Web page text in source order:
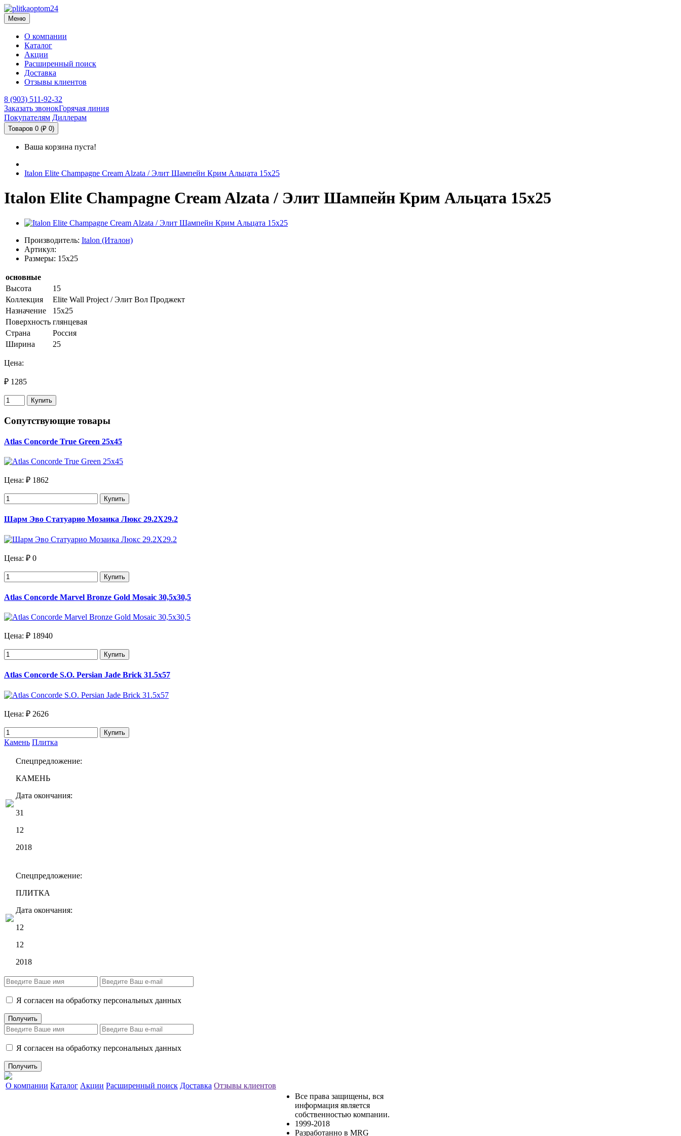
Меню
О компании
Каталог
Акции
Расширенный поиск
Доставка
Отзывы клиентов
8 (903) 511-92-32
Заказать звонокГорячая линия
Покупателям Диллерам
Товаров 0 (₽ 0)
Ваша корзина пуста!
Italon Elite Champagne Cream Alzata / Элит Шампейн Крим Альцата 15х25
Italon Elite Champagne Cream Alzata / Элит Шампейн Крим Альцата 15х25
Производитель: Italon (Италон)
Артикул:
Размеры: 15x25
основные
Высота
15
Коллекция
Elite Wall Project / Элит Вол Проджект
Назначение
15х25
Поверхность глянцевая
Страна
Россия
Ширина
25
Цена:
₽ 1285
Купить
Сопутствующие товары
Atlas Concorde True Green 25x45
Цена: ₽ 1862
Купить
Шарм Эво Статуарио Мозаика Люкс 29.2X29.2
Цена: ₽ 0
Купить
Atlas Concorde Marvel Bronze Gold Mosaic 30,5x30,5
Цена: ₽ 18940
Купить
Atlas Concorde S.O. Persian Jade Brick 31.5х57
Цена: ₽ 2626
Купить
Камень Плитка
Спецпредложение:
КАМЕНЬ
Дата окончания:
31
12
2018
Спецпредложение:
ПЛИТКА
Дата окончания:
12
12
2018
Я согласен на обработку персональных данных
Я согласен на обработку персональных данных
О компании Каталог Акции Расширенный поиск Доставка Отзывы клиентов
Все права защищены, вся
информация является
собственностью компании.
1999-2018
Разработанно в MRG